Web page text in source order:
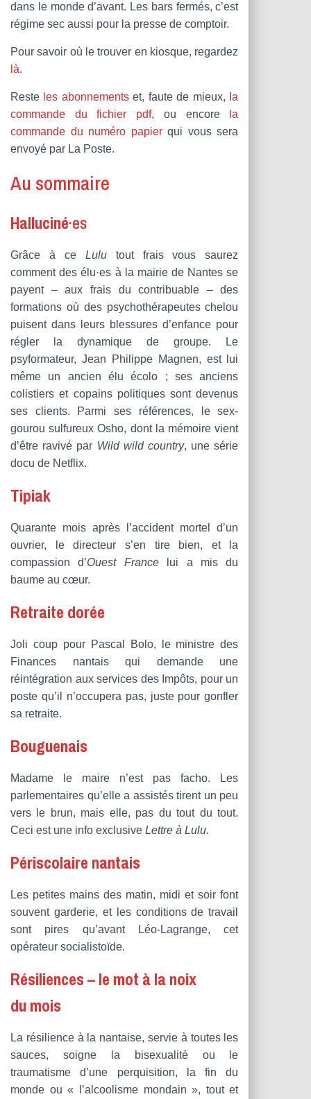
dans le monde d’avant. Les bars fermés, c’est
régime sec aussi pour la presse de comptoir.
Pour savoir où le trouver en kiosque, regardez
là.
Reste les abonnementset, faute de mieux, la
commande du fichier pdf, ou encore
la
commande du numéro papierqui vous sera
envoyé par La Poste.
Au sommaire
Halluciné·es
Grâce à ce Lulutout frais vous saurez
comment des élu·es à la mairie de Nantes se
payent – aux frais du contribuable – des
formations où des psychothérapeutes chelou
puisent dans leurs blessures d’enfance pour
régler la dynamique de groupe. Le
psyformateur, Jean Philippe Magnen, est lui
même un ancien élu écolo ; ses anciens
colistiers et copains politiques sont devenus
ses clients. Parmi ses références, le sex-
gourou sulfureux Osho, dont la mémoire vient
d’être ravivé par Wild wild country, une série
docu de Netflix.
Tipiak
Quarante mois après l’accident mortel d’un
ouvrier, le directeur s’en tire bien, et la
compassion d’Ouest Francelui a mis du
baume au cœur.
Retraite dorée
Joli coup pour Pascal Bolo, le ministre des
Finances nantais qui demande une
réintégration aux services des Impôts, pour un
poste qu’il n’occupera pas, juste pour gonfler
sa retraite.
Bouguenais
Madame le maire n’est pas facho. Les
parlementaires qu’elle a assistés tirent un peu
vers le brun, mais elle, pas du tout du tout.
Ceci est une info exclusive Lettre à Lulu.
Périscolaire nantais
Les petites mains des matin, midi et soir font
souvent garderie, et les conditions de travail
sont pires qu’avant Léo-Lagrange, cet
opérateur socialistoïde.
Résiliences – le mot à la noix
du mois
La résilience à la nantaise, servie à toutes les
sauces, soigne la bisexualité ou le
traumatisme d’une perquisition, la fin du
monde ou « l’alcoolisme mondain », tout et